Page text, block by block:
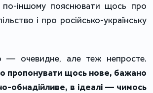
іншому пояснювати щось про
і про російсько-українську
— очевидне, але теж непросте.
пропонувати щось нове, бажано
обнадійливе, в ідеалі — чимось